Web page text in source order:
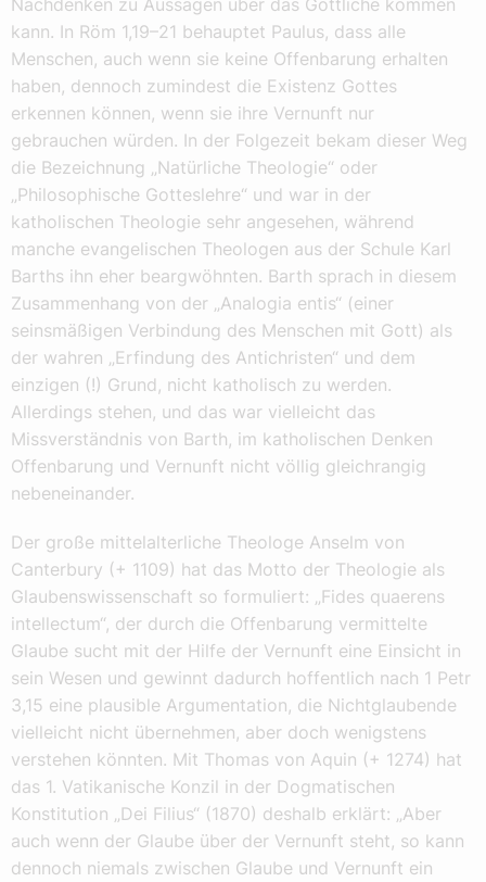
Nachdenken zu Aussagen über das Göttliche kommen
kann. In Röm 1,19–21 behauptet Paulus, dass alle
Menschen, auch wenn sie keine Offenbarung erhalten
haben, dennoch zumindest die Existenz Gottes
erkennen können, wenn sie ihre Vernunft nur
gebrauchen würden. In der Folgezeit bekam dieser Weg
die Bezeichnung „Natürliche Theologie“ oder
„Philosophische Gotteslehre“ und war in der
katholischen Theologie sehr angesehen, während
manche evangelischen Theologen aus der Schule Karl
Barths ihn eher beargwöhnten. Barth sprach in diesem
Zusammenhang von der „Analogia entis“ (einer
seinsmäßigen Verbindung des Menschen mit Gott) als
der wahren „Erfindung des Antichristen“ und dem
einzigen (!) Grund, nicht katholisch zu werden.
Allerdings stehen, und das war vielleicht das
Missverständnis von Barth, im katholischen Denken
Offenbarung und Vernunft nicht völlig gleichrangig
nebeneinander.
Der große mittelalterliche Theologe Anselm von
Canterbury (+ 1109) hat das Motto der Theologie als
Glaubenswissenschaft so formuliert: „Fides quaerens
intellectum“, der durch die Offenbarung vermittelte
Glaube sucht mit der Hilfe der Vernunft eine Einsicht in
sein Wesen und gewinnt dadurch hoffentlich nach 1 Petr
3,15 eine plausible Argumentation, die Nichtglaubende
vielleicht nicht übernehmen, aber doch wenigstens
verstehen könnten. Mit Thomas von Aquin (+ 1274) hat
das 1. Vatikanische Konzil in der Dogmatischen
Konstitution „Dei Filius“ (1870) deshalb erklärt: „Aber
auch wenn der Glaube über der Vernunft steht, so kann
dennoch niemals zwischen Glaube und Vernunft ein